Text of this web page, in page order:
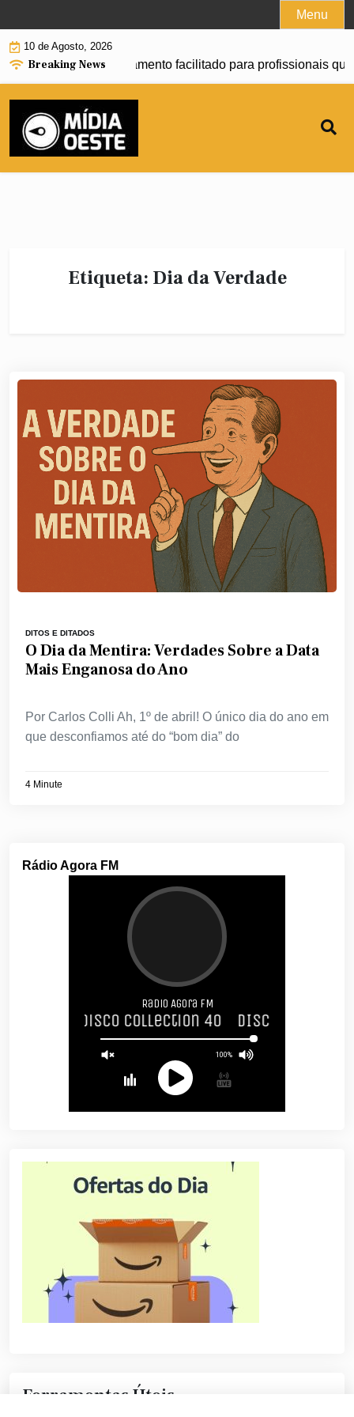
to
content
Menu
10 de Agosto, 2026
Breaking News
a oferecer financiamento facilitado para profissionais
Etiqueta: Dia da Verdade
DITOS E DITADOS
O Dia da Mentira: Verdades Sobre a Data
Mais Enganosa do Ano
Por Carlos Colli Ah, 1º de abril! O único dia do ano em
que desconfiamos até do “bom dia” do
4 Minute
Rádio Agora FM
Ferramentas Úteis